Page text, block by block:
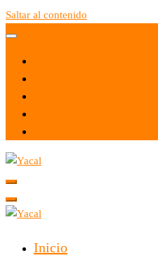
Saltar al contenido
Yacal micro hosting
Inicio